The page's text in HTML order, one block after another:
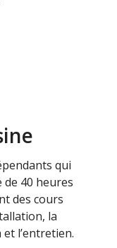
qui
40 heures
des cours
la
l’entretien.